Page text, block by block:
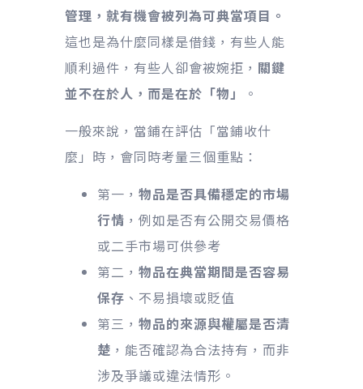
管理，就有機會被列為可典當項目。
這也是為什麼同樣是借錢，有些人能
順利過件，有些人卻會被婉拒， 關鍵
並不在於人，而是在於「物」
。
一般來說，當鋪在評估「當鋪收什
麼」時，會同時考量三個重點：
第一， 物品是否具備穩定的市場
行情 ，例如是否有公開交易價格
或二手市場可供參考
第二， 物品在典當期間是否容易
保存 、不易損壞或貶值
第三， 物品的來源與權屬是否清
楚 ，能否確認為合法持有，而非
涉及爭議或違法情形。